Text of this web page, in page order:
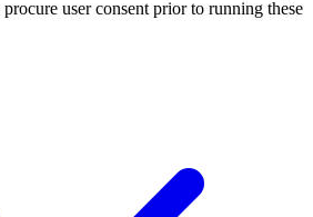
user consent prior to running these